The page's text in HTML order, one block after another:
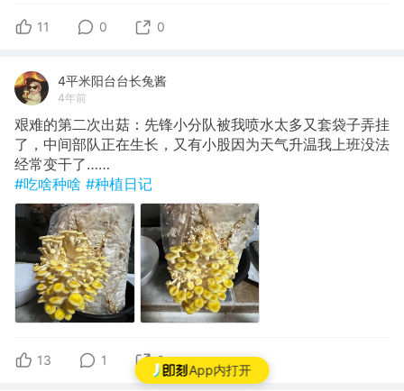
App内打开
11 0 0
4平米阳台台长兔酱
4年前
艰难的第二次出菇：先锋小分队被我喷水太多又套袋子弄挂
了，中间部队正在生长，又有小股因为天气升温我上班没法
经常变干了……
#吃啥种啥 #种植日记
13 1 0